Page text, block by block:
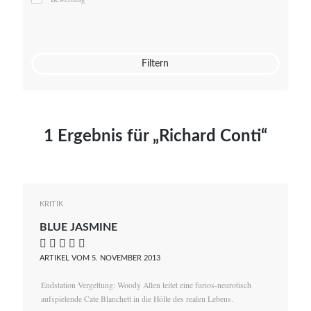
Mato von Vogelstein
Filtern
1 Ergebnis für „Richard Conti“
KRITIK
BLUE JASMINE
    
ARTIKEL VOM 5. NOVEMBER 2013
Endstation Vergeltung: Woody Allen leitet eine furios-neurotisch
aufspielende Cate Blanchett in die Hölle des realen Lebens.